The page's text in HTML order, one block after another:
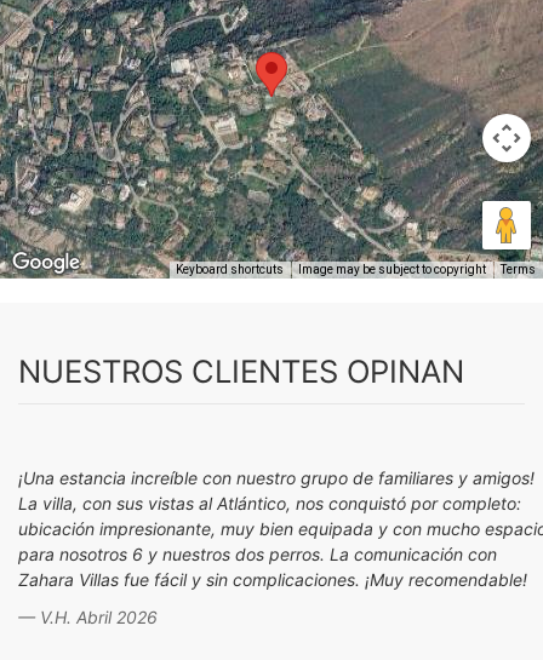
Keyboard shortcuts Image may be subject to copyright Terms
NUESTROS CLIENTES OPINAN
¡Una estancia increíble con nuestro grupo de familiares y amigos!
La villa, con sus vistas al Atlántico, nos conquistó por completo:
ubicación impresionante, muy bien equipada y con mucho
para nosotros 6 y nuestros dos perros. La comunicación con
Zahara Villas fue fácil y sin complicaciones. ¡Muy recomendable!
V.H. Abril 2026